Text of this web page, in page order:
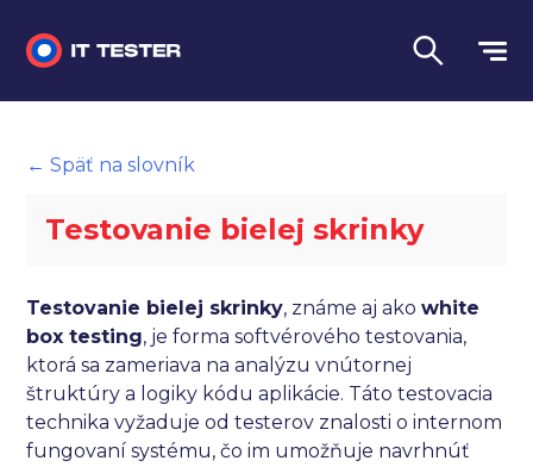
Automatizované testovanie
Performance testing
Interview otázky na pohovor
Slovník
Jazyk
← Späť na slovník
Testovanie bielej skrinky
Testovanie bielej skrinky, známe aj akowhite
box testing, je forma softvérového testovania,
ktorá sa zameriava na analýzu vnútornej
štruktúry a logiky kódu aplikácie. Táto testovacia
technika vyžaduje od testerov znalosti o internom
fungovaní systému, čo im umožňuje navrhnúť